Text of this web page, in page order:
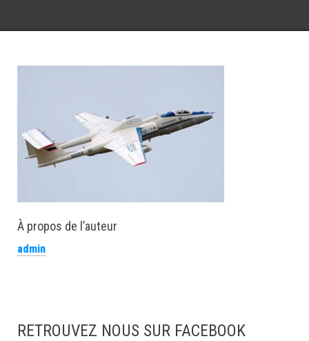
À propos de l’auteur
admin
RETROUVEZ NOUS SUR FACEBOOK